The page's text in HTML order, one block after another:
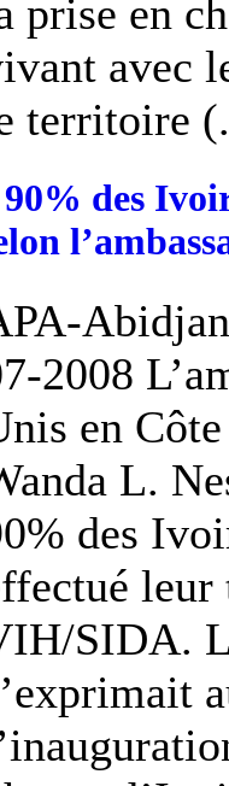
prise en
avec
territoire
90% des
2008
en
L.
des
leur
SIDA.